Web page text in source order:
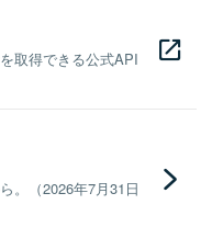
取得できる公式API
。（2026年7月31日